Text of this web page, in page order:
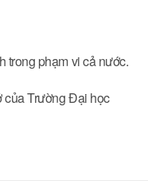
trong phạm vi cả nước.
của Trường Đại học